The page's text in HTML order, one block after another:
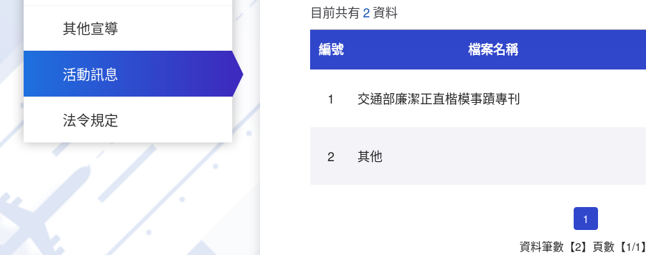
其他宣導
活動訊息
法令規定
關
鍵
字
目前共有2資料
編號 檔案名稱
1 交通部廉潔正直楷模事蹟專刊
2 其他
1
資料筆數【2】頁數【1/1】